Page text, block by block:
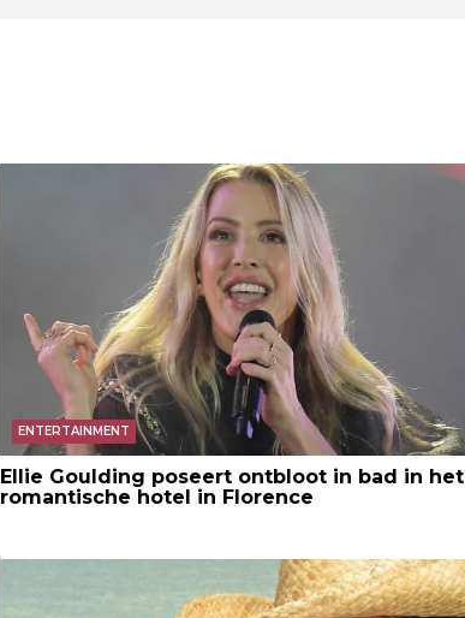
ENTERTAINMENT
Ellie Goulding poseert ontbloot in bad in het
romantische hotel in Florence